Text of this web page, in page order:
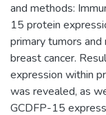
and methods:
15 protein
primary tumors
breast cancer.
expression within
was revealed, as
GCDFP-15